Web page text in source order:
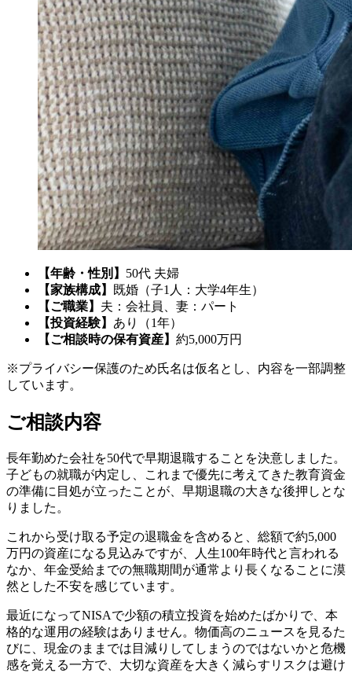
【年齢・性別】 50代 夫婦
【家族構成】
既婚（子1人：大学4年生）
【ご職業】 夫：会社員、妻：パート
【投資経験】 あり（1年）
【ご相談時の保有資産】 約5,000万円
※プライバシー保護のため氏名は仮名とし、内容を一部調整
しています。
ご相談内容
長年勤めた会社を50代で早期退職することを決意しました。
子どもの就職が内定し、これまで優先に考えてきた教育資金
の準備に目処が立ったことが、早期退職の大きな後押しとな
りました。
これから受け取る予定の退職金を含めると、総額で約5,000
万円の資産になる見込みですが、人生100年時代と言われる
なか、年金受給までの無職期間が通常より長くなることに漠
然とした不安を感じています。
最近になってNISAで少額の積立投資を始めたばかりで、本
格的な運用の経験はありません。物価高のニュースを見るた
びに、現金のままでは目減りしてしまうのではないかと危機
感を覚える一方で、大切な資産を大きく減らすリスクは避け